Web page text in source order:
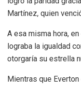
Martínez, quien
A esa misma hora,
lograba la igualdad
otorgaría su estrella
Mientras que